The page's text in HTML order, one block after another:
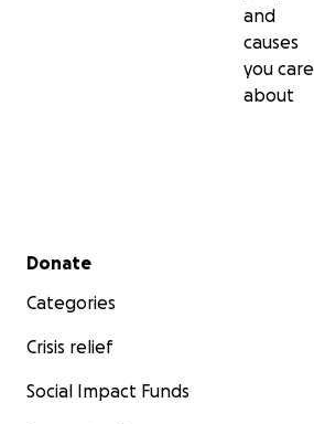
and
causes
you care
about
Secondary menu
Donate
Categories
Crisis relief
Social Impact Funds